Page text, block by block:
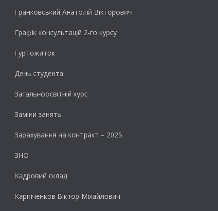
Гранковський Анатолій Вікторович
Графік консультацій 2-го курсу
Гуртожиток
День студента
Загальноосвітній курс
Заміни занять
Зарахування на контракт – 2025
ЗНО
Кадровий склад
Карпіченков Віктор Міхайлович